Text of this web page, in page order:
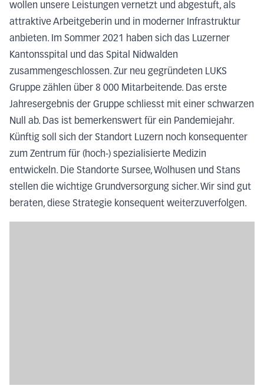
wollen unsere Leistungen vernetzt und abgestuft, als
attraktive Arbeitgeberin und in moderner Infrastruktur
anbieten. Im Sommer 2021 haben sich das Luzerner
Kantonsspital und das Spital Nidwalden
zusammengeschlossen. Zur neu gegründeten LUKS
Gruppe zählen über 8 000 Mitarbeitende. Das erste
Jahresergebnis der Gruppe schliesst mit einer schwarzen
Null ab. Das ist bemerkenswert für ein Pandemiejahr.
Künftig soll sich der Standort Luzern noch konsequenter
zum Zentrum für (hoch-) spezialisierte Medizin
entwickeln. Die Standorte Sursee, Wolhusen und Stans
stellen die wichtige Grundversorgung sicher. Wir sind gut
beraten, diese Strategie konsequent weiterzuverfolgen.